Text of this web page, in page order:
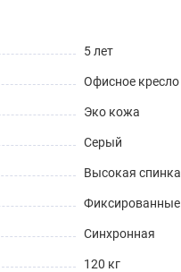
5 лет
Офисное кресло
Эко кожа
Серый
Высокая спинка
Фиксированные
Синхронная
120 кг